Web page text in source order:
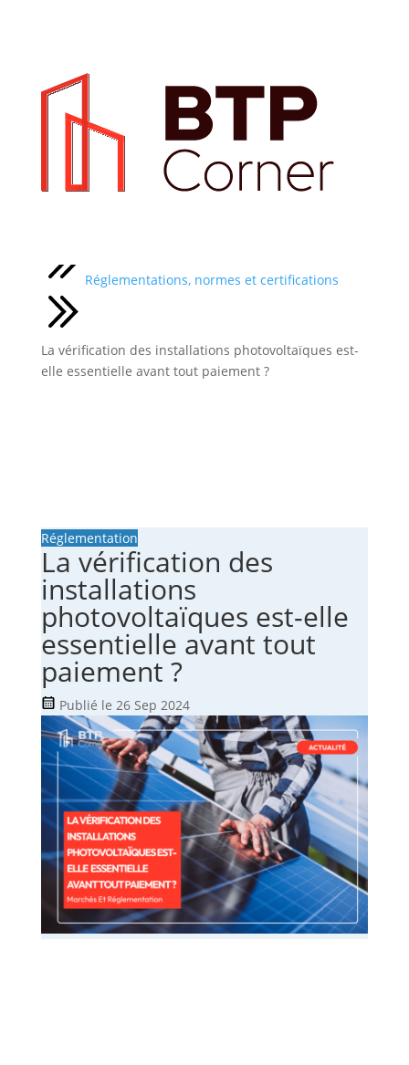
Réglementations, normes et certifications
La vérification des installations photovoltaïques est-
elle essentielle avant tout paiement ?
Réglementation
La vérification des
installations
photovoltaïques est-elle
essentielle avant tout
paiement ?
Publié le 26 Sep 2024